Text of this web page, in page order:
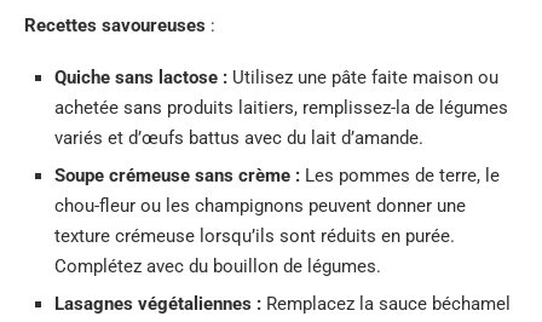
Recettes savoureuses :
Quiche sans lactose : Utilisez une pâte faite maison ou
achetée sans produits laitiers, remplissez-la de légumes
variés et d’œufs battus avec du lait d’amande.
Soupe crémeuse sans crème : Les pommes de terre, le
chou-fleur ou les champignons peuvent donner une
texture crémeuse lorsqu’ils sont réduits en purée.
Complétez avec du bouillon de légumes.
Lasagnes végétaliennes : Remplacez la sauce béchamel